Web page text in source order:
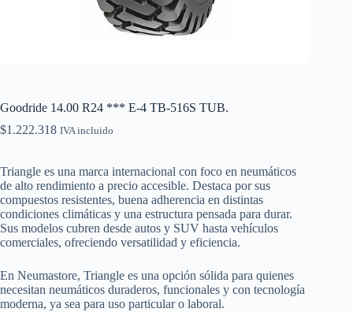
Goodride 14.00 R24 *** E-4 TB-516S TUB.
$1.222.318 IVA incluido
Triangle es una marca internacional con foco en neumáticos
de alto rendimiento a precio accesible. Destaca por sus
compuestos resistentes, buena adherencia en distintas
condiciones climáticas y una estructura pensada para durar.
Sus modelos cubren desde autos y SUV hasta vehículos
comerciales, ofreciendo versatilidad y eficiencia.
En Neumastore, Triangle es una opción sólida para quienes
necesitan neumáticos duraderos, funcionales y con tecnología
moderna, ya sea para uso particular o laboral.